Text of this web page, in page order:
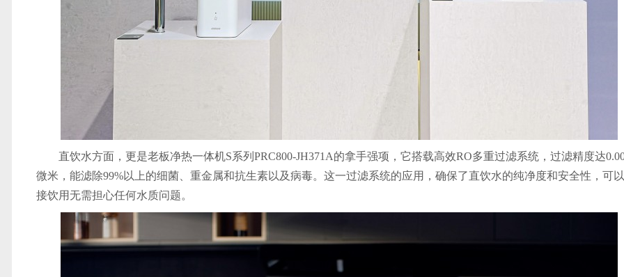
直饮水方面，更是老板净热一体机S系列PRC800-JH371A的拿手强项，它搭载高效RO多重过滤系统，过滤精度达
微米，能滤除99%以上的细菌、重金属和抗生素以及病毒。这一过滤系统的应用，确保了直饮水的纯净度和安全性，可
接饮用无需担心任何水质问题。